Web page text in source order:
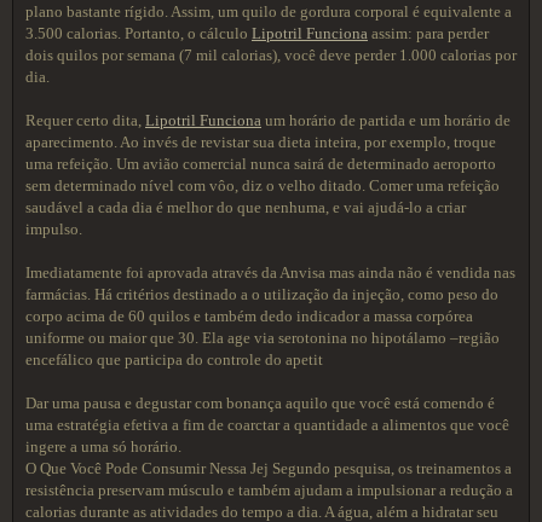
plano bastante rígido. Assim, um quilo de gordura corporal é equivalente a
3.500 calorias. Portanto, o cálculo Lipotril Funciona assim: para perder
dois quilos por semana (7 mil calorias), você deve perder 1.000 calorias por
dia.
Requer certo dita, Lipotril Funciona um horário de partida e um horário de
aparecimento. Ao invés de revistar sua dieta inteira, por exemplo, troque
uma refeição. Um avião comercial nunca sairá de determinado aeroporto
sem determinado nível com vôo, diz o velho ditado. Comer uma refeição
saudável a cada dia é melhor do que nenhuma, e vai ajudá-lo a criar
impulso.
Imediatamente foi aprovada através da Anvisa mas ainda não é vendida nas
farmácias. Há critérios destinado a o utilização da injeção, como peso do
corpo acima de 60 quilos e também dedo indicador a massa corpórea
uniforme ou maior que 30. Ela age via serotonina no hipotálamo –região
encefálico que participa do controle do apetit
Dar uma pausa e degustar com bonança aquilo que você está comendo é
uma estratégia efetiva a fim de coarctar a quantidade a alimentos que você
ingere a uma só horário.
O Que Você Pode Consumir Nessa Jej Segundo pesquisa, os treinamentos a
resistência preservam músculo e também ajudam a impulsionar a redução a
calorias durante as atividades do tempo a dia. A água, além a hidratar seu